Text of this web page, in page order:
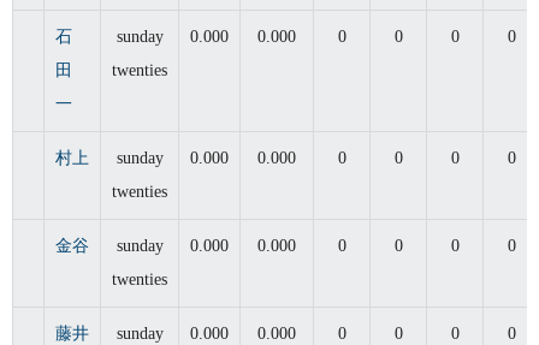
石
田
一
sunday
twenties
0.000 0.000 0 0 0 0
村上
sunday
twenties
0.000 0.000 0 0 0 0
金谷
sunday
twenties
0.000 0.000 0 0 0 0
藤井
sunday
0.000 0.000 0 0 0 0